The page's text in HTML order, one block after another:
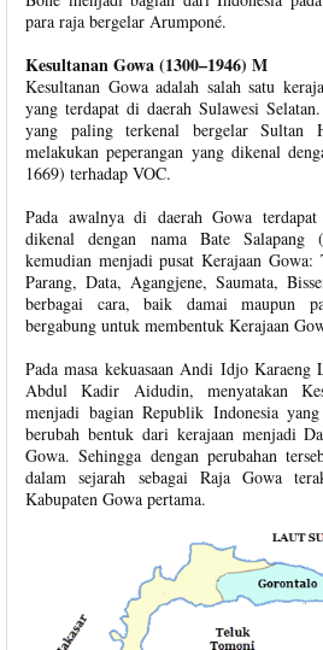
para raja bergelar Arumponé.
Kesultanan Gowa (1300–1946) M
Kesultanan Gowa adalah salah satu
yang terdapat di daerah Sulawesi
yang paling terkenal bergelar Sultan
melakukan peperangan yang dikenal
1669) terhadap VOC.
Pada awalnya di daerah Gowa
dikenal dengan nama Bate Salapang
kemudian menjadi pusat Kerajaan
Parang, Data, Agangjene, Saumata,
berbagai cara, baik damai maupun
bergabung untuk membentuk Kerajaan
Pada masa kekuasaan Andi Idjo Karaeng
Abdul Kadir Aidudin, menyatakan
menjadi bagian Republik Indonesia
berubah bentuk dari kerajaan menjadi
Gowa. Sehingga dengan perubahan
dalam sejarah sebagai Raja Gowa
Kabupaten Gowa pertama.